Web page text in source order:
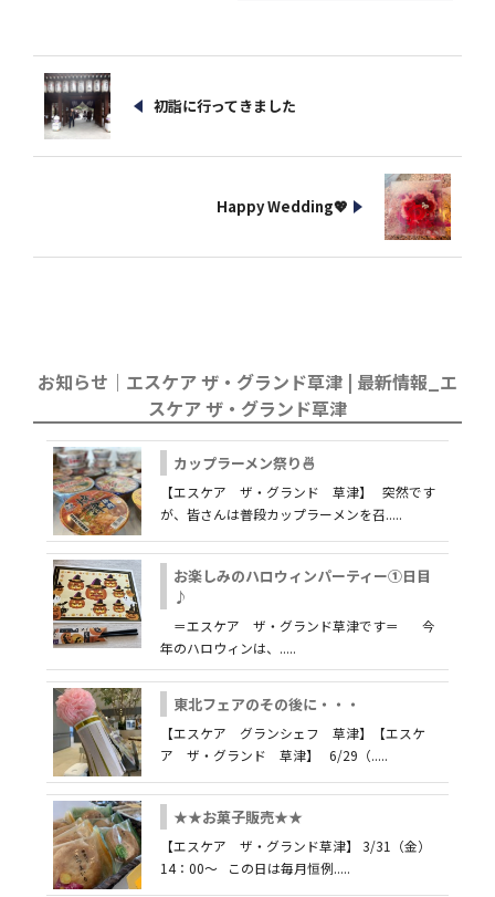
初詣に行ってきました
Happy Wedding💖
お知らせ｜エスケア ザ・グランド草津 | 最新情報_エ
スケア ザ・グランド草津
カップラーメン祭り🍜
【エスケア ザ・グランド 草津】 突然です
が、皆さんは普段カップラーメンを召.....
お楽しみのハロウィンパーティー①日目
♪
＝エスケア ザ・グランド草津です＝ 今
年のハロウィンは、.....
東北フェアのその後に・・・
【エスケア グランシェフ 草津】【エスケ
ア ザ・グランド 草津】 6/29（.....
★★お菓子販売★★
【エスケア ザ・グランド草津】 3/31（金）
14：00～ この日は毎月恒例.....